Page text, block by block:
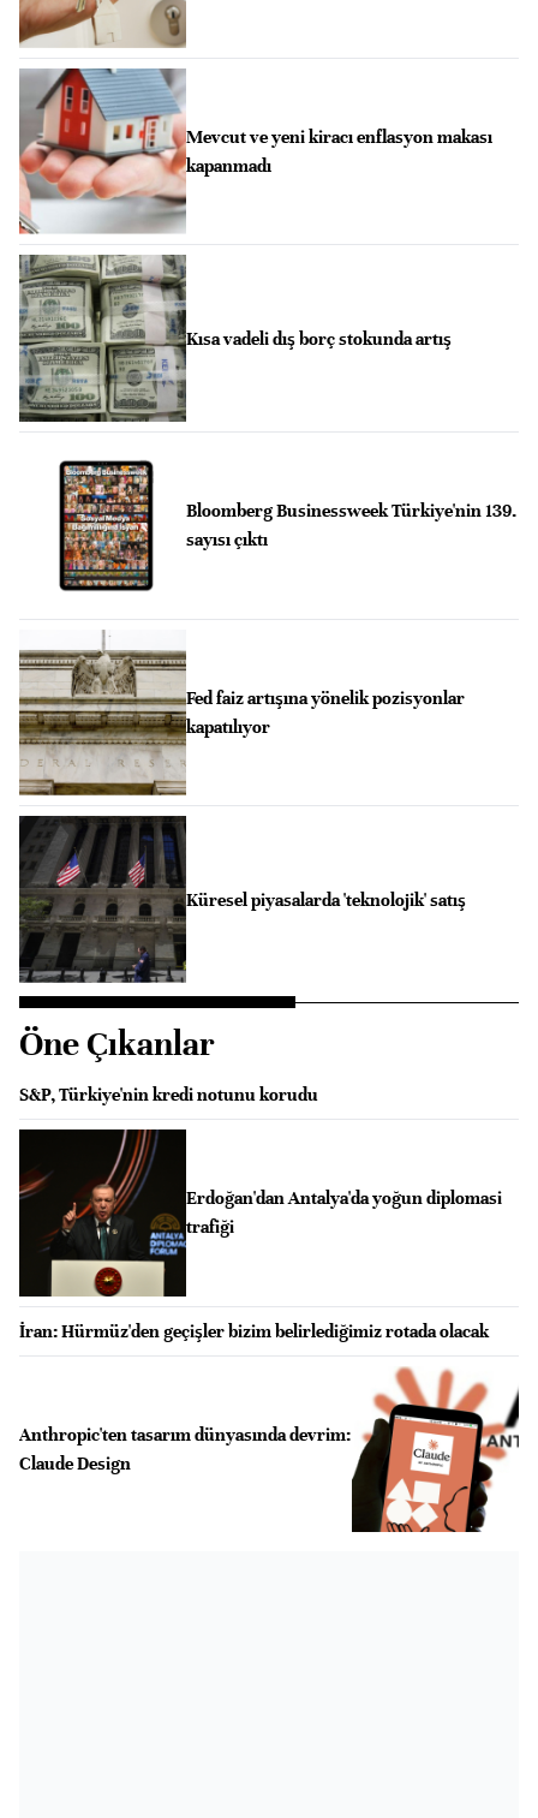
Mevcut ve yeni kiracı enflasyon makası
kapanmadı
Kısa vadeli dış borç stokunda artış
Bloomberg Businessweek Türkiye'nin 139.
sayısı çıktı
Fed faiz artışına yönelik pozisyonlar
kapatılıyor
Küresel piyasalarda 'teknolojik' satış
Öne Çıkanlar
S&P, Türkiye'nin kredi notunu korudu
Erdoğan'dan Antalya'da yoğun diplomasi
trafiği
İran: Hürmüz'den geçişler bizim belirlediğimiz rotada olacak
Anthropic'ten tasarım dünyasında devrim:
Claude Design